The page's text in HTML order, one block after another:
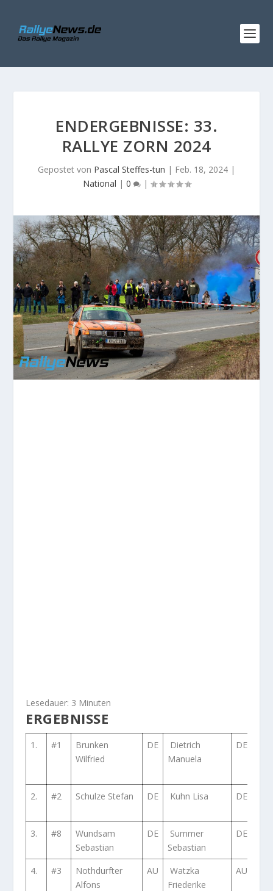
ENDERGEBNISSE: 33.
RALLYE ZORN 2024
Gepostet von Pascal Steffes-tun | Feb. 18, 2024 |
National | 0 |
Lesedauer: 3 Minuten
ERGEBNISSE
1. #1
Brunken
Wilfried
DE
Dietrich
Manuela
DE
2.
#2 Schulze Stefan DE Kuhn Lisa DE
3.
#8
Wundsam
Sebastian
DE
Summer
Sebastian
DE
4.
#3
Nothdurfter
Alfons
AU
Watzka
Friederike
AU